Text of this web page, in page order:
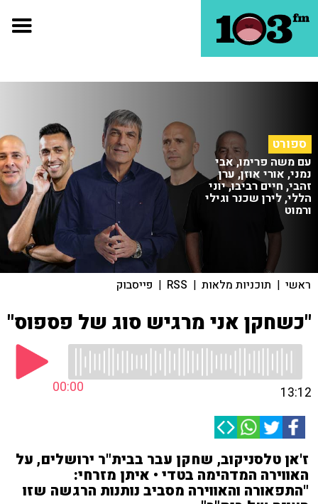
ספורט
עם משה פרימו, אבי
נמני, אורי אוזן, ערן
זהבי, חיים רביבו, יוני
הללי, לירן שכנר וגילי
ורמוט
ראשי | תוכניות מלאות |
RSS
| פייסבוק
"כשחקן אני מרגיש סוג של פספוס"
00:00 13:12
ז'אן טלסניקוב, שחקן עבר בבית"ר ירושלים, על
האווירה המדהימה בטדי • איתן מזרחי:
"התפאורה והאווירה מסביב נותנות הרגשה שזו